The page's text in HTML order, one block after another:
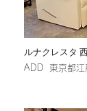
ルナクレスタ 西
​ADD 東京都